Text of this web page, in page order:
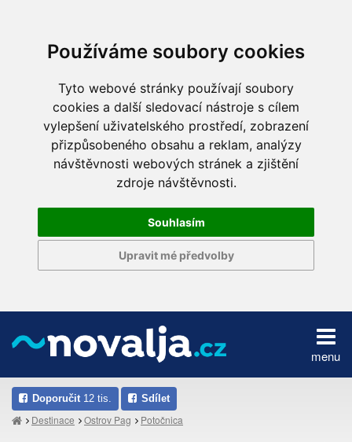
Používáme soubory cookies
Tyto webové stránky používají soubory
cookies a další sledovací nástroje s cílem
vylepšení uživatelského prostředí, zobrazení
přizpůsobeného obsahu a reklam, analýzy
návštěvnosti webových stránek a zjištění
zdroje návštěvnosti.
Souhlasím
Upravit mé předvolby
menu
Doporučit 12 tis. Sdílet
Destinace Ostrov Pag Potočnica